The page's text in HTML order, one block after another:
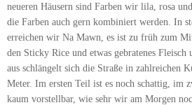
neueren Häusern sind Farben wir lila, rosa
die Farben auch gern kombiniert werden. In
erreichen wir Na Mawn, es ist zu früh zum
den Sticky Rice und etwas gebratenes
aus schlängelt sich die Straße in zahlreichen
Meter. Im ersten Teil ist es noch schattig, im
kaum vorstellbar, wie sehr wir am Morgen